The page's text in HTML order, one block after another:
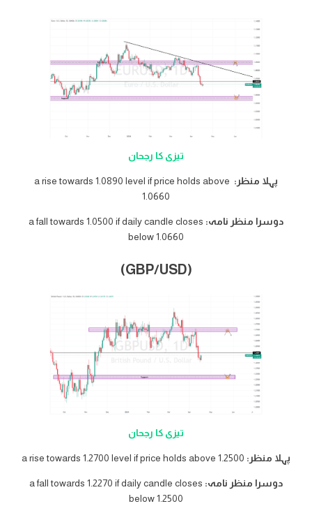
تیزی کا رجحان
پہلا منظر: a rise towards 1.0890 level if price holds above
1.0660
دوسرا منظر نامہ: a fall towards 1.0500 if daily candle closes
below 1.0660
(GBP/USD)
تیزی کا رجحان
پہلا منظر: a rise towards 1.2700 level if price holds above 1.2500
دوسرا منظر نامہ: a fall towards 1.2270 if daily candle closes
below 1.2500